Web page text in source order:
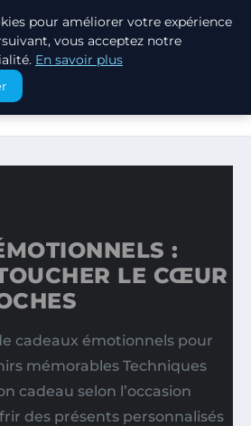
: COMMENT TOUCHER LE CŒUR
:
LE CŒUR
cadeaux émotionnels pour
mémorables Techniques
cadeau selon l’occasion
des présents personnalisés
pour améliorer votre expérience
vous acceptez notre
En savoir plus